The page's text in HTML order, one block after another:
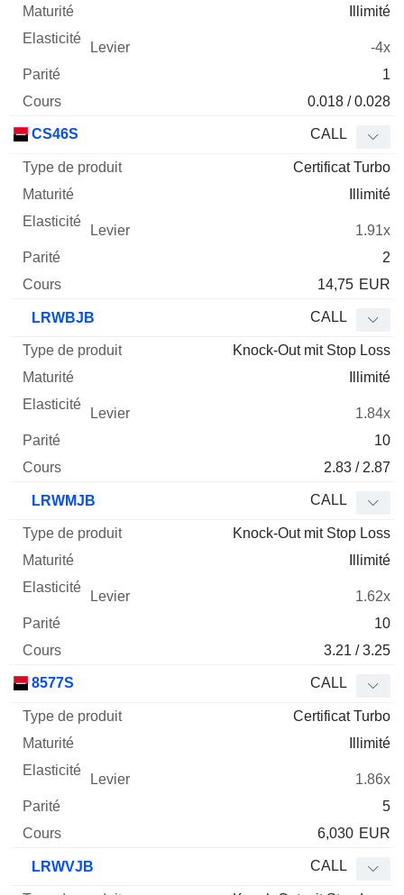
Illimité
-4x
1
0.018 / 0.028
CS46S CALL
Certificat Turbo
Illimité
1.91x
2
14,75 EUR
LRWBJB CALL
Knock-Out mit Stop Loss
Illimité
1.84x
10
2.83 / 2.87
LRWMJB CALL
Knock-Out mit Stop Loss
Illimité
1.62x
10
3.21 / 3.25
8577S CALL
Certificat Turbo
Illimité
1.86x
5
6,030 EUR
LRWVJB CALL